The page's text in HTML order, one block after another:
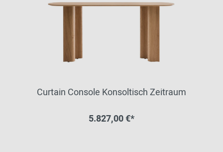
Curtain Console Konsoltisch Zeitraum
5.827,00 €*